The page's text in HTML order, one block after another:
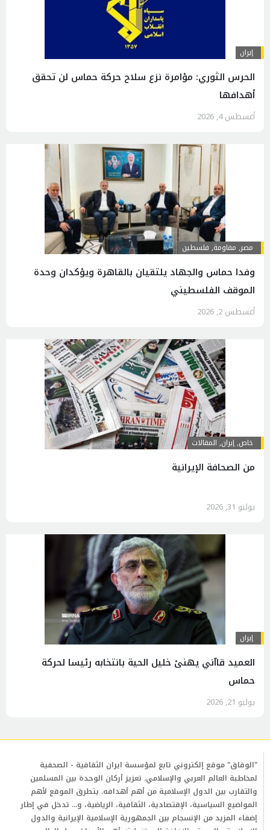
إيران
الحرس الثوري: مؤامرة نزع سلاح حركة حماس لن تحقق
أهدافها
أغسطس 4, 2026
مصر, مقاومة, فلسطين
وفدا حماس والجهاد يلتقيان بالقاهرة ويؤكدان وحدة
الموقف الفلسطيني
أغسطس 2, 2026
خاص,إيران, المقالات
من الصحافة الإيرانية
يوليو 31, 2026
إيران
العميد قاآني يهنئ خليل الحية بانتخابه رئيسا لحركة
حماس
يوليو 21, 2026
"الوفاق" موقع إلكتروني تابع لمؤسسة ايران الثقافية - الصحفية
لمخاطبة العالم العربي والإسلامي. تعزيز أركان الوحدة بين المسلمين
والتقارب بين الدول الإسلامية من أهم أهدافه. يتطرق الموقع لأهم
المواضيع السياسية، الإقتصادية، الثقافية، الرياضية، و... تدخل في إطار
إضفاء المزيد من الإنسجام بين الجمهورية الإسلامية الإيرانية والدول